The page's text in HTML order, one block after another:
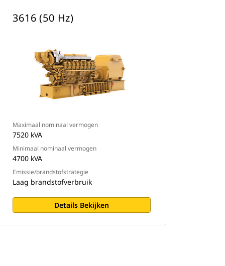
3616 (50 Hz)
Maximaal nominaal vermogen
7520 kVA
Minimaal nominaal vermogen
4700 kVA
Emissie/brandstofstrategie
Laag brandstofverbruik
Details Bekijken